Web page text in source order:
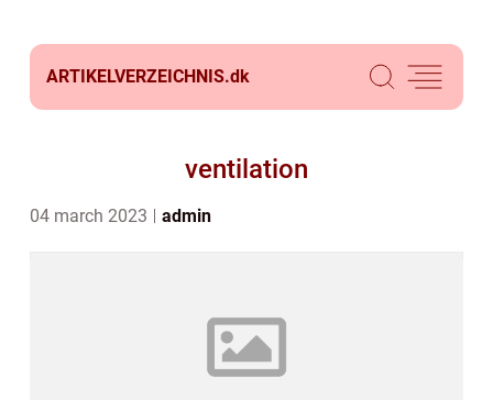
ARTIKELVERZEICHNIS.dk
ventilation
04 march 2023 admin